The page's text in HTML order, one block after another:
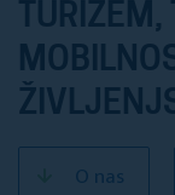
O nas